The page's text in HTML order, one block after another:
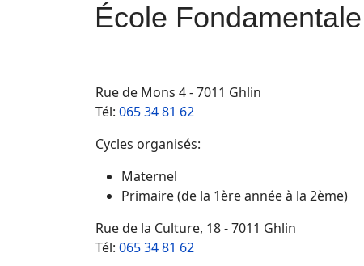
École
Rue de Mons 4 - 7011 Ghlin
Tél: 065 34 81 62
Cycles organisés:
Maternel
Primaire (de la 1ère année à la 2ème)
Rue de la Culture, 18 - 7011 Ghlin
Tél: 065 34 81 62